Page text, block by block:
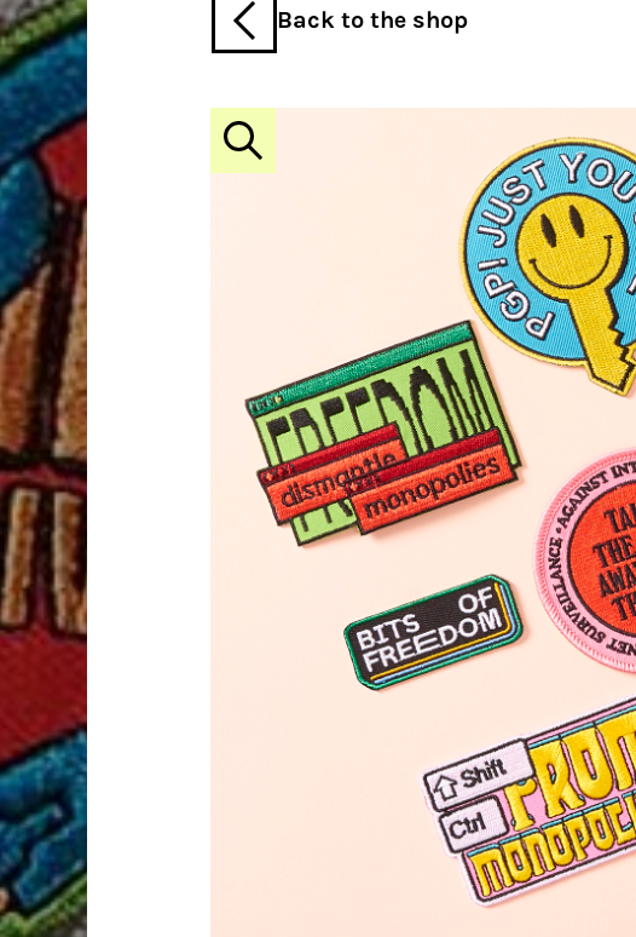
Back to the shop